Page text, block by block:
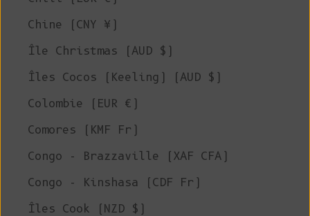
Chine (CNY ¥)
Île Christmas (AUD $)
Îles Cocos (Keeling) (AUD $)
Colombie (EUR €)
Comores (KMF Fr)
Congo - Brazzaville (XAF CFA)
Congo - Kinshasa (CDF Fr)
Îles Cook (NZD $)